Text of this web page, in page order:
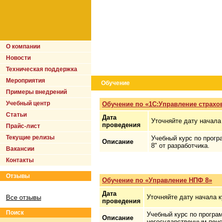
О компании
Новости
Техническая поддержка
Мероприятия
Примеры внедрений
Учебный центр
Статьи
Прайс-лист
Текущие релизы
Вакансии
Контакты
Отзывы
Все отзывы
Поиск
Обучение
Обучение по «1С:Управление
Дата
проведения
Уточняйте дату
Описание
Учебный курс по
8" от разработчика.
Обучение по «Управление НПФ 8»
Дата
проведения
Уточняйте дату начала
Описание
Учебный курс по